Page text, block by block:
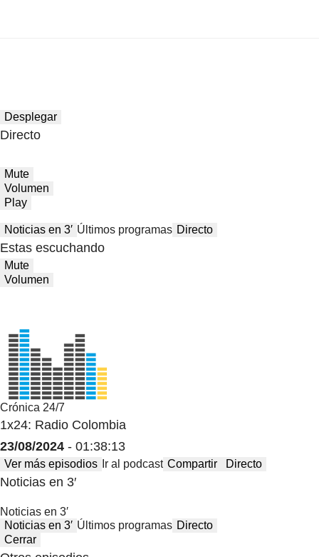
Desplegar
Directo
Mute
Volumen
Play
Noticias en 3′ Últimos programas Directo
Estas escuchando
Mute
Volumen
Crónica 24/7
1x24: Radio Colombia
23/08/2024 - 01:38:13
Ver más episodios Ir al podcast Compartir Directo
Noticias en 3′
Noticias en 3′
Noticias en 3′ Últimos programas Directo
Cerrar